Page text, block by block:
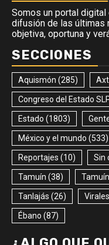
Somos un portal
difusión de las últimas
objetiva, oportuna y
SECCIONES
Aquismón (285)
Congreso del Estado
Estado (1803)
México y el mundo (533)
Reportajes (10) Sin
Tamuín (38) Tamuín
Tanlajás (26) Virales
Ébano (87)